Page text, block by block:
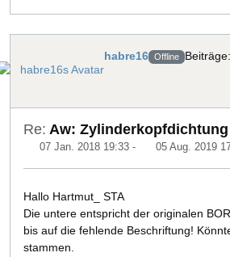
habre16 Offline
Re: Aw: Zylinderkopfdichtung
07 Jan. 2018 19:33 - 05 Aug. 2019
Hallo Hartmut_ STA
Die untere entspricht der originalen
bis auf die fehlende Beschriftung!
stammen.